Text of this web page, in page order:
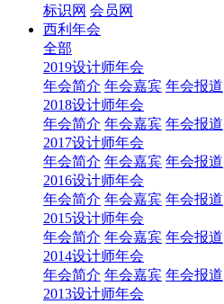
标识网 会员网
西利年会
全部
2019设计师年会
年会简介 年会嘉宾 年会报道
2018设计师年会
年会简介 年会嘉宾 年会报道
2017设计师年会
年会简介 年会嘉宾 年会报道
2016设计师年会
年会简介 年会嘉宾 年会报道
2015设计师年会
年会简介 年会嘉宾 年会报道
2014设计师年会
年会简介 年会嘉宾 年会报道
2013设计师年会